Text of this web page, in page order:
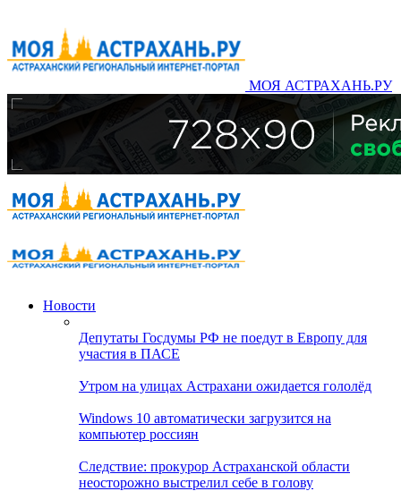
МОЯ АСТРАХАНЬ.РУ
Новости
Депутаты Госдумы РФ не поедут в Европу для
участия в ПАСЕ
Утром на улицах Астрахани ожидается гололёд
Windows 10 автоматически загрузится на
компьютер россиян
Следствие: прокурор Астраханской области
неосторожно выстрелил себе в голову